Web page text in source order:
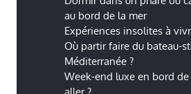
au bord de la mer
Expériences insolites à
Où partir faire du bateau-
Méditerranée ?
Week-end luxe en bord